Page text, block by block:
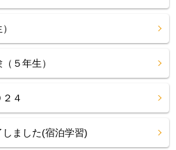
５年生）
４
ました(宿泊学習)